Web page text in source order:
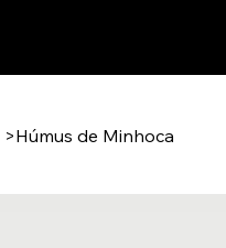
>Húmus de Minhoca